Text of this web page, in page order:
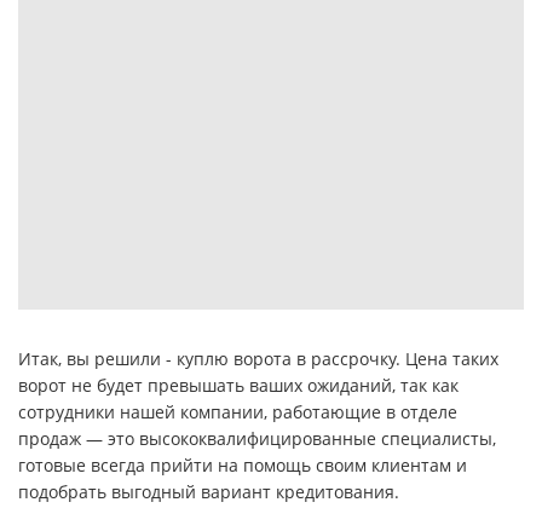
Итак, вы решили - куплю ворота в рассрочку. Цена таких
ворот не будет превышать ваших ожиданий, так как
сотрудники нашей компании, работающие в отделе
продаж — это высококвалифицированные специалисты,
готовые всегда прийти на помощь своим клиентам и
подобрать выгодный вариант кредитования.